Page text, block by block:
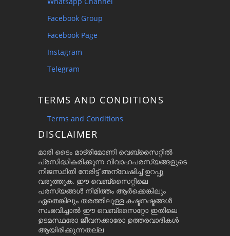
Facebook Group
Facebook Page
Instagram
Telegram
TERMS AND CONDITIONS
Terms and Conditions
DISCLAIMER
മാരി ടൈം മാട്രിമോണി വെബ്സൈറ്റിൽ
പ്രസിദ്ധീകരിക്കുന്ന വിവാഹപരസ്യങ്ങളുടെ
നിജസ്ഥിതി നേരിട്ട് അന്വേഷിച്ച് ഉറപ്പു
വരുത്തുക. ഈ വെബ്സൈറ്റിലെ
പരസ്യങ്ങൾ നിമിത്തം ആർക്കെങ്കിലും
ഏതെങ്കിലും തരത്തിലുള്ള കഷ്ടനഷ്ടങ്ങൾ
സംഭവിച്ചാൽ ഈ വെബ്സൈറ്റോ ഇതിലെ
ഉടമസ്ഥരോ ജീവനക്കാരോ ഉത്തരവാദികൾ
ആയിരിക്കുന്നതല്ല